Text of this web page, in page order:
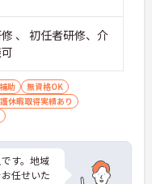
、 初任者研修、介
助
無資格OK
休暇取得実績あり
す。地域
任せいた